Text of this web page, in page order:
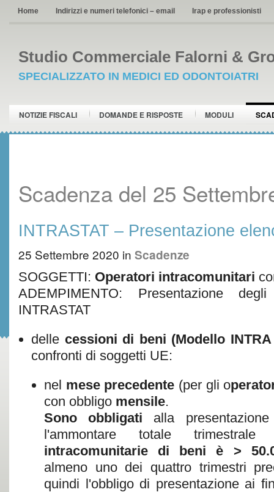
Home Indirizzi e numeri telefonici – email Irap e professionisti
Studio Commerciale Falorni &
SPECIALIZZATO IN MEDICI ED ODONTOIATRI
NOTIZIE FISCALI DOMANDE E RISPOSTE MODULI
Scadenza del 25
INTRASTAT – Presentazione
25 Settembre 2020 in Scadenze
SOGGETTI: Operatori intracomunitari
ADEMPIMENTO: Presentazione
INTRASTAT
delle cessioni di beni (Modello
confronti di soggetti UE:
nel mese precedente (per gli o
con obbligo mensile.
Sono obbligati alla
l'ammontare totale
intracomunitarie di beni è >
almeno uno dei quattro trimestri
quindi l'obbligo di presentazione ai